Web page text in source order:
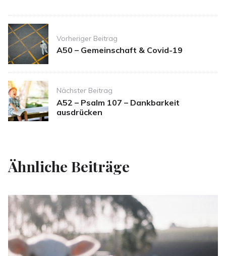
Post
navigationVorheriger Beitrag
A50 – Gemeinschaft & Covid-19
Nächster Beitrag
A52 – Psalm 107 – Dankbarkeit
ausdrücken
Ähnliche Beiträge